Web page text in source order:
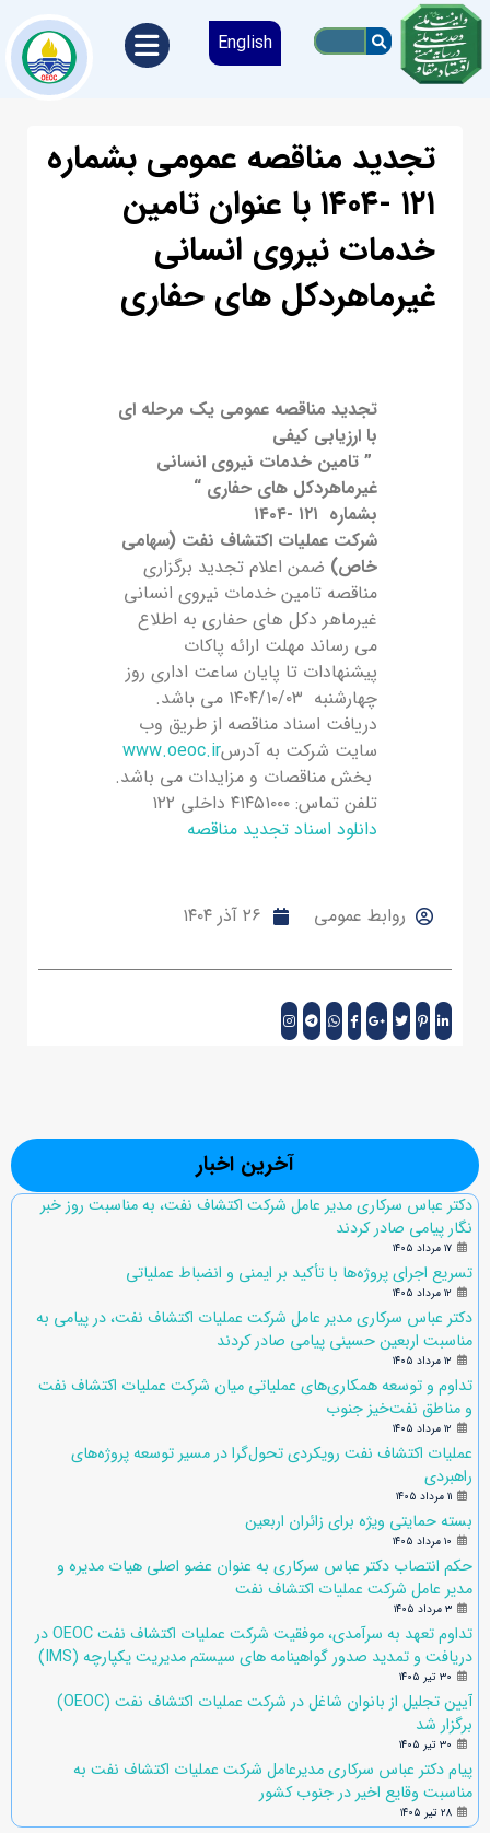
English
تجدید مناقصه عمومی بشماره
۱۲۱ -۱۴۰۴ با عنوان تامین
خدمات نیروی انسانی
غیرماهردکل های حفاری
تجدید مناقصه عمومی یک مرحله ای
با ارزیابی کیفی
” تامین خدمات نیروی انسانی
غیرماهردکل های حفاری “
بشماره ۱۲۱ -۱۴۰۴
شرکت عملیات اکتشاف نفت (سهامی
خاص) ضمن اعلام تجدید برگزاری
مناقصه تامین خدمات نیروی انسانی
غیرماهر دکل های حفاری به اطلاع
می رساند مهلت ارائه پاکات
پیشنهادات تا پایان ساعت اداری روز
چهارشنبه ۱۴۰۴/۱۰/۰۳ می باشد.
دریافت اسناد مناقصه از طریق وب
سایت شرکت به آدرسwww.oeoc.ir
بخش مناقصات و مزایدات می باشد.
تلفن تماس: ۴۱۴۵۱۰۰۰ داخلی ۱۲۲
دانلود اسناد تجدید مناقصه
روابط عمومی ۲۶ آذر ۱۴۰۴
آخرین اخبار
دکتر عباس سرکاری مدیر عامل شرکت اکتشاف نفت، به مناسبت روز خبر
نگار پیامی صادر کردند
۱۷ مرداد ۱۴۰۵
تسریع اجرای پروژه‌ها با تأکید بر ایمنی و انضباط عملیاتی
۱۲ مرداد ۱۴۰۵
دکتر عباس سرکاری مدیر عامل شرکت عملیات اکتشاف نفت، در پیامی به
مناسبت اربعین حسینی پیامی صادر کردند
۱۲ مرداد ۱۴۰۵
تداوم و توسعه همکاری‌های عملیاتی میان شرکت عملیات اکتشاف نفت
و مناطق نفت‌خیز جنوب
۱۲ مرداد ۱۴۰۵
عملیات اکتشاف نفت رویکردی تحول‌گرا در مسیر توسعه پروژه‌های
راهبردی
۱۱ مرداد ۱۴۰۵
بسته حمایتی ویژه برای زائران اربعین
۱۰ مرداد ۱۴۰۵
حکم انتصاب دکتر عباس سرکاری به عنوان عضو اصلی هیات مدیره و
مدیر عامل شرکت عملیات اکتشاف نفت
۳ مرداد ۱۴۰۵
تداوم تعهد به سرآمدی، موفقیت شرکت عملیات اکتشاف نفت OEOC در
دریافت و تمدید صدور گواهینامه های سیستم مدیریت یکپارچه (IMS)
۳۰ تیر ۱۴۰۵
آیین تجلیل از بانوان شاغل در شرکت عملیات اکتشاف نفت (OEOC)
برگزار شد
۳۰ تیر ۱۴۰۵
پیام دکتر عباس سرکاری مدیرعامل شرکت عملیات اکتشاف نفت به
مناسبت وقایع اخیر در جنوب کشور
۲۸ تیر ۱۴۰۵